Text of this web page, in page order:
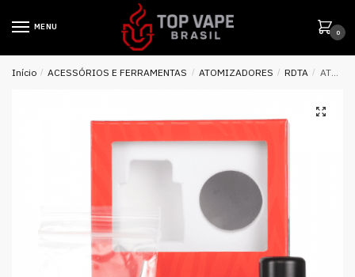
MENU
0
Início / ACESSÓRIOS E FERRAMENTAS / ATOMIZADORES / RDTA / ATOMIZADOR RDTA PYRO IV V4 5ML – VANDY VAPE